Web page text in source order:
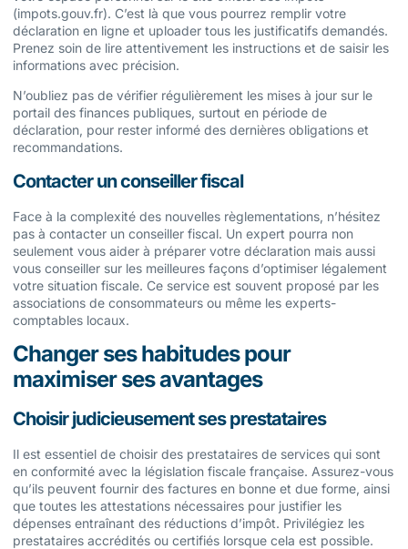
(impots.gouv.fr). C’est là que vous pourrez remplir votre
déclaration en ligne et uploader tous les justificatifs demandés.
Prenez soin de lire attentivement les instructions et de saisir les
informations avec précision.
N’oubliez pas de vérifier régulièrement les mises à jour sur le
portail des finances publiques, surtout en période de
déclaration, pour rester informé des dernières obligations et
recommandations.
Contacter un conseiller fiscal
Face à la complexité des nouvelles règlementations, n’hésitez
pas à contacter un conseiller fiscal. Un expert pourra non
seulement vous aider à préparer votre déclaration mais aussi
vous conseiller sur les meilleures façons d’optimiser légalement
votre situation fiscale. Ce service est souvent proposé par les
associations de consommateurs ou même les experts-
comptables locaux.
Changer ses habitudes pour
maximiser ses avantages
Choisir judicieusement ses prestataires
Il est essentiel de choisir des prestataires de services qui sont
en conformité avec la législation fiscale française. Assurez-vous
qu’ils peuvent fournir des factures en bonne et due forme, ainsi
que toutes les attestations nécessaires pour justifier les
dépenses entraînant des réductions d’impôt. Privilégiez les
prestataires accrédités ou certifiés lorsque cela est possible.